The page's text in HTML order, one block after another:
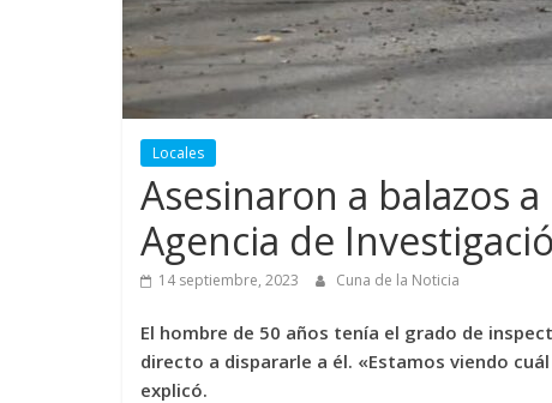
Locales
Asesinaron a balazos
Agencia de
14 septiembre, 2023 Cuna de la Noticia
El hombre de 50 años tenía el grado de
directo a dispararle a él. «Estamos viendo
explicó.